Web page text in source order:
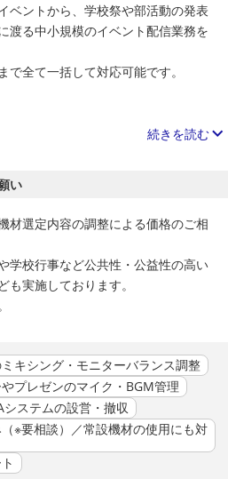
つかわ動画コンテスト」優秀賞
ベントから、学校祭や部活動の発表
渡る中小規模のイベント配信業務を
全て一括して対応可能です。
業務）も対応可能です。
HM700 等 3カメ固定
など 8本程度
Studio pro HD
続きを読む
い
材選定内容の調整による価格のご相
学校行事など公共性・公益性の高い
実施しております。
キシング・モニターバランス調整
やプレゼンのマイク・BGM管理
システムの設営・撤収
※要相談）／常設機材の使用にも対